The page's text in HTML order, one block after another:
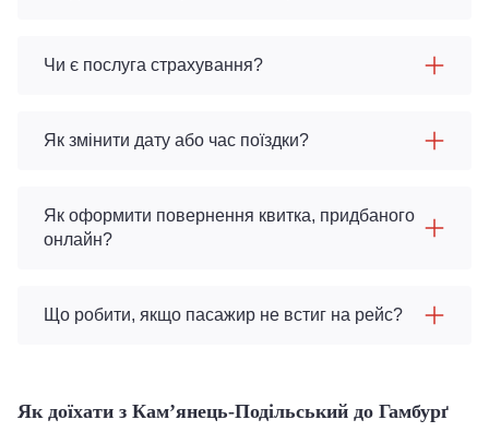
Чи є послуга страхування?
Як змінити дату або час поїздки?
Як оформити повернення квитка, придбаного
онлайн?
Що робити, якщо пасажир не встиг на рейс?
Як доїхати з Кам’янець-Подільський до Гамбурґ